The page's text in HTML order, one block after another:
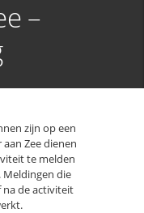
–
zijn op een
Zee dienen
te melden
. Meldingen die
na de activiteit